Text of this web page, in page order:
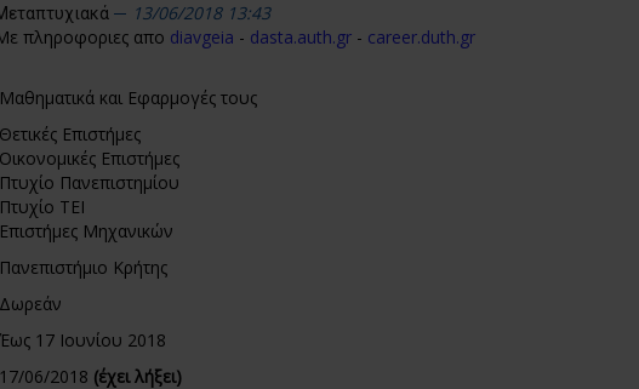
13/06/2018 13:43
πληροφοριες απο diavgeia - dasta.auth.gr - career.duth.gr
Μαθηματικά και Εφαρμογές τους
Θετικές Επιστήμες
Οικονομικές Επιστήμες
Πτυχίο Πανεπιστημίου
Πτυχίο ΤΕΙ
Επιστήμες Μηχανικών
Πανεπιστήμιο Κρήτης
Δωρεάν
Έως 17 Ιουνίου 2018
17/06/2018 (έχει λήξει)